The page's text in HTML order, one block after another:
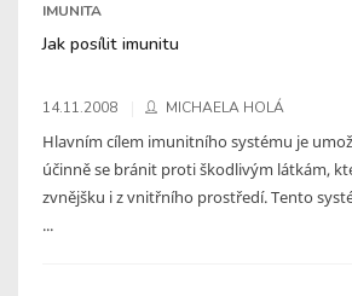
IMUNITA
Jak posílit imunitu
14.11.2008 MICHAELA HOLÁ
Hlavním cílem imunitního systému je
účinně se bránit proti škodlivým látkám,
zvnějšku i z vnitřního prostředí. Tento
...